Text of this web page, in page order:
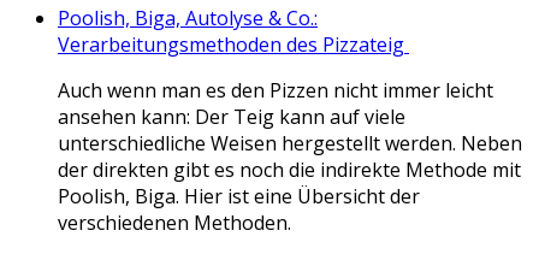
Poolish, Biga, Autolyse & Co.:
Verarbeitungsmethoden des Pizzateig
Auch wenn man es den Pizzen nicht immer leicht
ansehen kann: Der Teig kann auf viele
unterschiedliche Weisen hergestellt werden. Neben
der direkten gibt es noch die indirekte Methode mit
Poolish, Biga. Hier ist eine Übersicht der
verschiedenen Methoden.